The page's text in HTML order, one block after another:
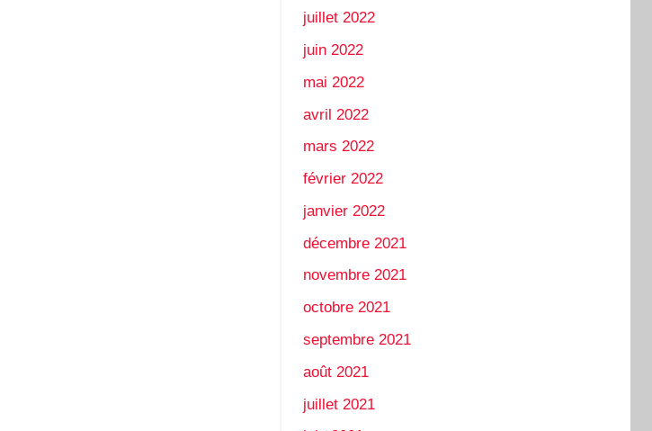
juillet 2022
juin 2022
mai 2022
avril 2022
mars 2022
février 2022
janvier 2022
décembre 2021
novembre 2021
octobre 2021
septembre 2021
août 2021
juillet 2021